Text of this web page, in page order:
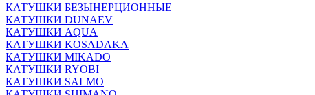
КАТУШКИ БЕЗЫНЕРЦИОННЫЕ
КАТУШКИ DUNAEV
КАТУШКИ AQUA
КАТУШКИ KOSADAKA
КАТУШКИ MIKADO
КАТУШКИ RYOBI
КАТУШКИ SALMO